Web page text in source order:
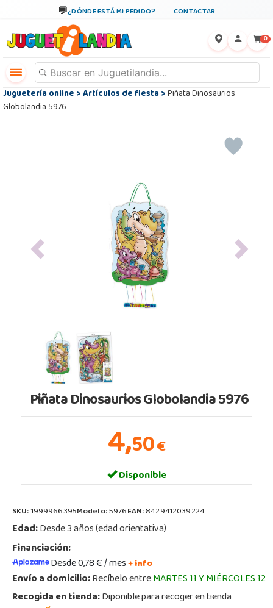
¿DÓNDE ESTÁ MI PEDIDO? CONTACTAR
0
Juguetería online>Artículos de fiesta>Piñata Dinosaurios
Globolandia 5976
Previous Next
Piñata Dinosaurios Globolandia 5976
4,50€
Disponible
SKU:1999966395Modelo:5976EAN:8429412039224
Edad:Desde 3 años (edad orientativa)
Financiación:
Desde 0,78 € / mes+ info
Envío a domicilio:Recíbelo entreMARTES 11 Y MIÉRCOLES 12
Recogida en tienda:Diponible para recoger en tienda